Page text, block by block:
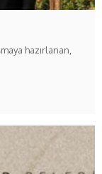
hazırlanan,